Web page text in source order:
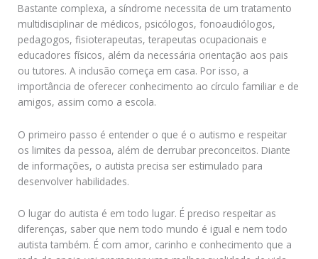
Bastante complexa, a síndrome necessita de um tratamento
multidisciplinar de médicos, psicólogos, fonoaudiólogos,
pedagogos, fisioterapeutas, terapeutas ocupacionais e
educadores físicos, além da necessária orientação aos pais
ou tutores. A inclusão começa em casa. Por isso, a
importância de oferecer conhecimento ao círculo familiar e de
amigos, assim como a escola.
O primeiro passo é entender o que é o autismo e respeitar
os limites da pessoa, além de derrubar preconceitos. Diante
de informações, o autista precisa ser estimulado para
desenvolver habilidades.
O lugar do autista é em todo lugar. É preciso respeitar as
diferenças, saber que nem todo mundo é igual e nem todo
autista também. É com amor, carinho e conhecimento que a